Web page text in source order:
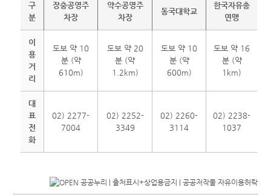
구
분
장충공영주
차장
약수공영주
차장
동국대학교
한국자유총
연맹
이
용
거
리
도보 약 10
분 (약
610m)
도보 약 20
분 (약
1.2km)
도보 약 10
분 (약
600m)
도보 약 16
분 (약
1km)
대
표
전
화
02) 2277-
7004
02) 2252-
3349
02) 2260-
3114
02) 2238-
1037